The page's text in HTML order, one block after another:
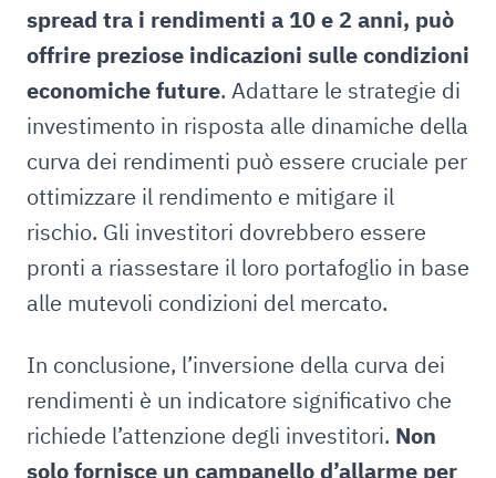
spread tra i rendimenti a 10 e 2 anni, può
offrire preziose indicazioni sulle condizioni
economiche future. Adattare le strategie di
investimento in risposta alle dinamiche della
curva dei rendimenti può essere cruciale per
ottimizzare il rendimento e mitigare il
rischio. Gli investitori dovrebbero essere
pronti a riassestare il loro portafoglio in base
alle mutevoli condizioni del mercato.
In conclusione, l’inversione della curva dei
rendimenti è un indicatore significativo che
richiede l’attenzione degli investitori. Non
solo fornisce un campanello d’allarme per